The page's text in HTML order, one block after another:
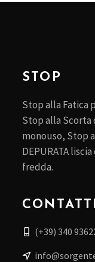
STOP
Stop alla Fatica
Stop alla Scorta
monouso, Stop
DEPURATA
fredda.
(+39) 340